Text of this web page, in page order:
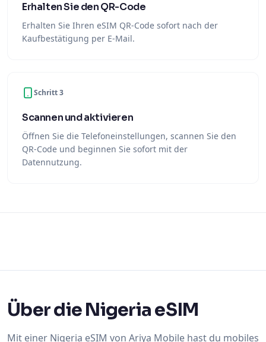
Erhalten Sie den QR-Code
Erhalten Sie Ihren eSIM QR-Code sofort nach der
Kaufbestätigung per E-Mail.
Schritt 3
Scannen und aktivieren
Öffnen Sie die Telefoneinstellungen, scannen Sie den
QR-Code und beginnen Sie sofort mit der
Datennutzung.
Über die Nigeria eSIM
Mit einer Nigeria eSIM von Ariya Mobile hast du mobiles